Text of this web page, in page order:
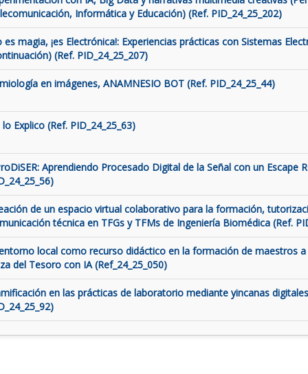
Informática y Educación) (Ref. PID_24_25_202)
es magia, ¡es Electrónica!: Experiencias prácticas con Sistemas
(Ref. PID_24_25_207)
en imágenes, ANAMNESIO BOT (Ref. PID_24_25_44)
Explico (Ref. PID_24_25_63)
Aprendiendo Procesado Digital de la Señal con un Escape
de un espacio virtual colaborativo para la formación,
técnica en TFGs y TFMs de Ingeniería Biomédica (Ref.
local como recurso didáctico en la formación de maestros a
del Tesoro con IA (Ref_24_25_050)
en las prácticas de laboratorio mediante yincanas